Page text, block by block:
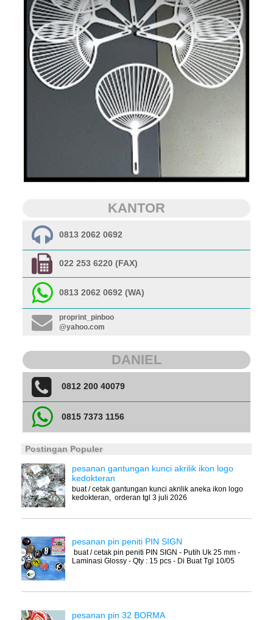
KANTOR
0813 2062 0692
022 253 6220 (FAX)
0813 2062 0692 (WA)
proprint_pinboo
@yahoo.com
DANIEL
0812 200 40079
0815 7373 1156
Postingan Populer
pesanan gantungan kunci akrilik ikon logo
kedokteran
buat / cetak gantungan kunci akrilik aneka ikon logo
kedokteran, orderan tgl 3 juli 2026
pesanan pin peniti PIN SIGN
buat / cetak pin peniti PIN SIGN - Putih Uk 25 mm -
Laminasi Glossy - Qty : 15 pcs - Di Buat Tgl 10/05
pesanan pin 32 BORMA